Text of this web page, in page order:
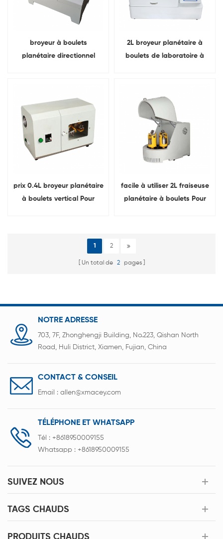
broyeur à boulets
planétaire directionnel
2L broyeur planétaire à
boulets de laboratoire à
prix 0.4L broyeur planétaire
à boulets vertical Pour
facile à utiliser 2L fraiseuse
planétaire à boulets Pour
1 2
Un total de 2 pages
NOTRE ADRESSE
703, 7F, Zhonghengji Building, No.223, Qishan North
Road, Huli District, Xiamen, Fujian, China
CONTACT & CONSEIL
Email : allen@xmacey.com
TÉLÉPHONE ET WHATSAPP
Tél : +8618950009155
Whatsapp : +8618950009155
SUIVEZ NOUS
TAGS CHAUDS
PRODUITS CHAUDS